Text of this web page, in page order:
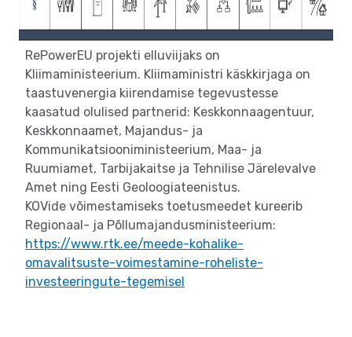
RePowerEU projekti elluviijaks on
Kliimaministeerium. Kliimaministri käskkirjaga on
taastuvenergia kiirendamise tegevustesse
kaasatud olulised partnerid: Keskkonnaagentuur,
Keskkonnaamet, Majandus- ja
Kommunikatsiooniministeerium, Maa- ja
Ruumiamet, Tarbijakaitse ja Tehnilise Järelevalve
Amet ning Eesti Geoloogiateenistus.
KOVide võimestamiseks toetusmeedet kureerib
Regionaal- ja Põllumajandusministeerium:
https://www.rtk.ee/meede-kohalike-
omavalitsuste-voimestamine-roheliste-
investeeringute-tegemisel